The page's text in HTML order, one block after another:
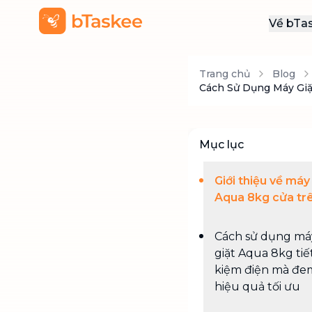
Về
Trang chủ Blog
Cách Sử Dụng Máy
Mục lục
Giới thiệu về
Aqua 8kg cửa
Cách sử dụng
giặt Aqua 8kg
kiệm điện mà
hiệu quả tối ưu